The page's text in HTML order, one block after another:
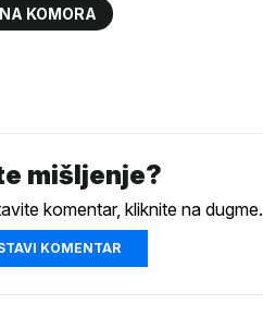
KOMORA
mišljenje?
komentar, kliknite na dugme.
KOMENTAR